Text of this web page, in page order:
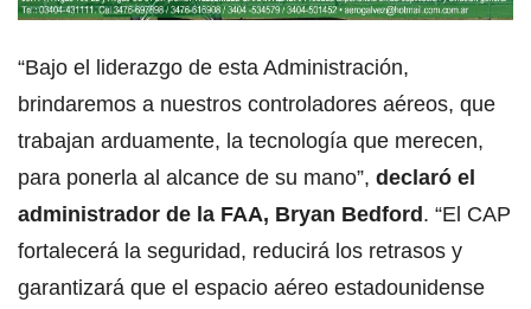
“Bajo el liderazgo de esta Administración,
brindaremos a nuestros controladores aéreos, que
trabajan arduamente, la tecnología que merecen,
para ponerla al alcance de su mano”, declaró el
administrador de la FAA, Bryan Bedford . “El CAP
fortalecerá la seguridad, reducirá los retrasos y
garantizará que el espacio aéreo estadounidense